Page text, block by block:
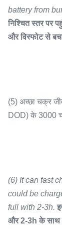
battery from
निश्चित स्तर पर
और विस्फोट से
(5) अच्छा चक्र
DOD) के 3000
(6) It can fast
could be
full with 2-3h.
और 2-3h के साथ